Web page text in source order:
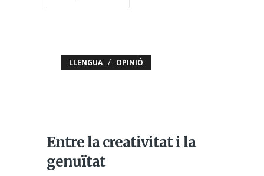
LLENGUA / OPINIÓ
Entre la creativitat i la
genuïtat